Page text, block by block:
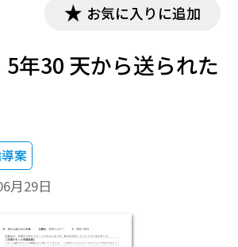
お気に入りに追加
5年30 天から送られた
案
月29日